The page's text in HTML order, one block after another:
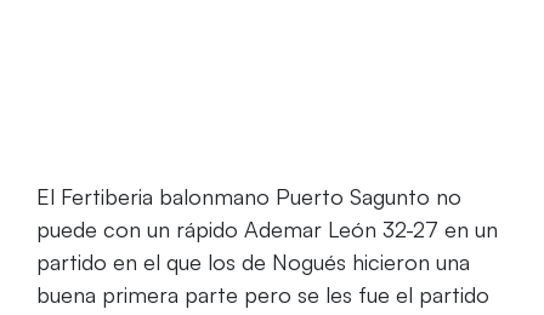
El Fertiberia balonmano Puerto Sagunto no
puede con un rápido Ademar León 32-27 en un
partido en el que los de Nogués hicieron una
buena primera parte pero se les fue el partido